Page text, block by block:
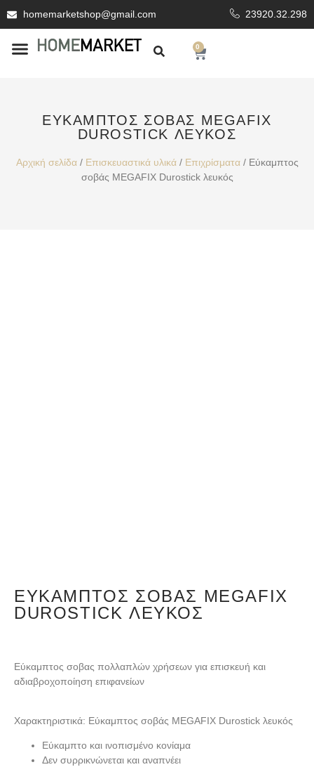
homemarketshop@gmail.com 23920.32.298
0
ΕΎΚΑΜΠΤΟΣ ΣΟΒΆΣ MEGAFIX
DUROSTICK ΛΕΥΚΌΣ
Αρχική σελίδα/ Επισκευαστικά υλικά/ Επιχρίσματα/ Εύκαμπτος
σοβάς MEGAFIX Durostick λευκός
ΕΎΚΑΜΠΤΟΣ ΣΟΒΆΣ MEGAFIX
DUROSTICK ΛΕΥΚΌΣ
Εύκαμπτος σοβας πολλαπλών χρήσεων για επισκευή και
αδιαβροχοποίηση επιφανείων
Χαρακτηριστικά: Εύκαμπτος σοβάς MEGAFIX Durostick λευκός
Εύκαμπτο και ινοπισμένο κονίαμα
Δεν συρρικνώνεται και αναπνέει